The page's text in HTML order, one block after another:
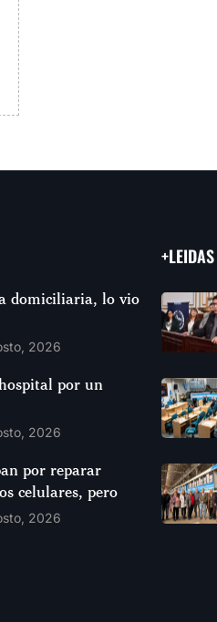
domiciliaria, lo vio
2026
por un
2026
por reparar
celulares, pero
2026
+LEIDAS